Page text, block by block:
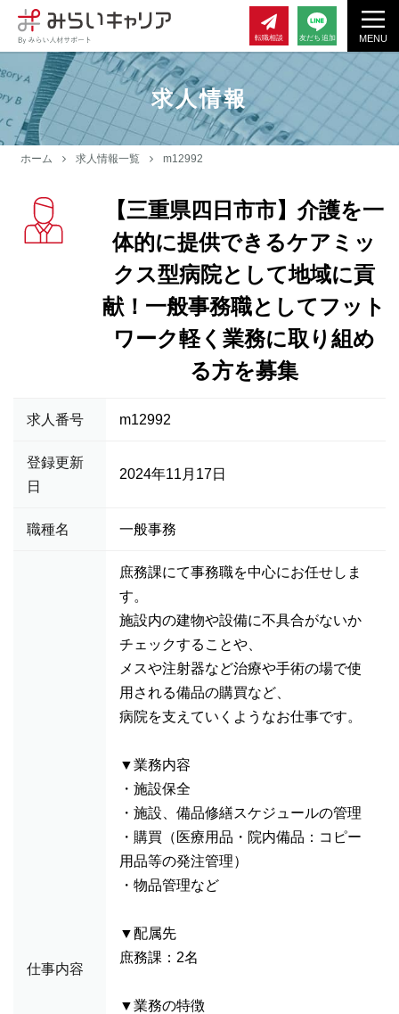
MENU
転職相談 友だち追加
求人情報
ホーム 求人情報一覧 m12992
【三重県四日市市】介護を一
体的に提供できるケアミッ
クス型病院として地域に貢
献！一般事務職としてフット
ワーク軽く業務に取り組め
る方を募集
求人番号 m12992
登録更新
日
2024年11月17日
職種名 一般事務
仕事内容
庶務課にて事務職を中心にお任せしま
す。
施設内の建物や設備に不具合がないか
チェックすることや、
メスや注射器など治療や手術の場で使
用される備品の購買など、
病院を支えていくようなお仕事です。
▼業務内容
・施設保全
・施設、備品修繕スケジュールの管理
・購買（医療用品・院内備品：コピー
用品等の発注管理）
・物品管理など
▼配属先
庶務課：2名
▼業務の特徴